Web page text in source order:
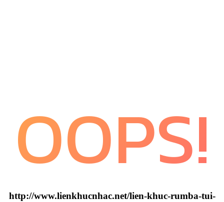
OOPS!
http://www.lienkhucnhac.net/lien-khuc-rumba-tui-